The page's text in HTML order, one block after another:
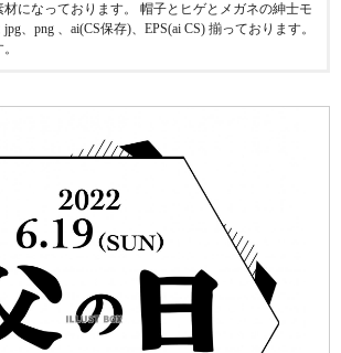
になっております。 帽子とヒゲとメガネの紳士モ
、png 、ai(CS保存)、EPS(ai CS) 揃っております。